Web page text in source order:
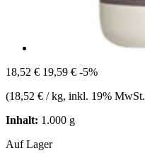
18,52 € 19,59 € -5%
(18,52 € / kg, inkl. 19% MwSt.
Inhalt: 1.000 g
Auf Lager